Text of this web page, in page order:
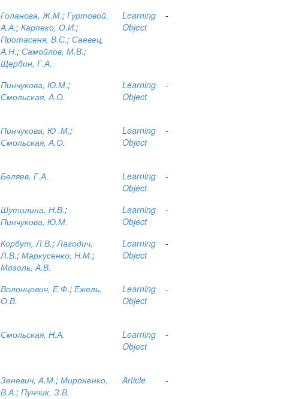
Голанова, Ж.М.;Гуртовой,
А.А.;Карпеко, О.И.;
Протасеня, В.С.;Саевец,
А.Н.;Самойлов, М.В.;
Щербин, Г.А.
Learning
Object
-
Пинчукова, Ю.М.;
Смольская, А.О.
Learning
Object
-
Пинчукова, Ю .М.;
Смольская, А.О.
Learning
Object
-
Беляев, Г.А.
Learning
Object
-
Шутилина, Н.В.;
Пинчукова, Ю.М.
Learning
Object
-
Корбут, Л.В.;Лагодич,
Л.В.;Маркусенко, Н.М.;
Мозоль, А.В.
Learning
Object
-
Волонцевич, Е.Ф.;Ежель,
О.В.
Learning
Object
-
Смольская, Н.А.
Learning
Object
-
Зеневич, А.М.;Мироненко,
В.А.;Пунчик, З.В.
Article -